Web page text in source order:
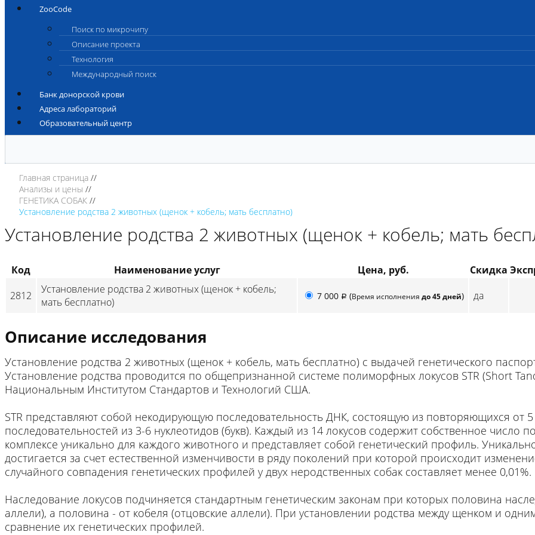
ZooCode
Поиск по микрочипу
Описание проекта
Технология
Международный поиск
Банк донорской крови
Адреса лабораторий
Образовательный центр
Главная страница
Анализы и цены
ГЕНЕТИКА СОБАК
Установление родства 2 животных (щенок + кобель; мать бесплатно)
Установление родства 2 животных (щенок + кобель; мать
Код Наименование услуг Цена, руб. Скидка
2812
Установление родства 2 животных (щенок + кобель;
мать бесплатно)
7 000 p (Время исполнения до 45 дней) да
Описание исследования
Установление родства 2 животных (щенок + кобель, мать бесплатно) с выдачей генетического
Установление родства проводится по общепризнанной системе полиморфных локусов STR (Short
Национальным Институтом Стандартов и Технологий США.
STR представляют собой некодирующую последовательность ДНК, состоящую из повторяющихся от 5
последовательностей из 3-6 нуклеотидов (букв). Каждый из 14 локусов содержит собственное число
комплексе уникально для каждого животного и представляет собой генетический профиль.
достигается за счет естественной изменчивости в ряду поколений при которой происходит
случайного совпадения генетических профилей у двух неродственных собак составляет менее 0,01%.
Наследование локусов подчиняется стандартным генетическим законам при которых половина
аллели), а половина - от кобеля (отцовские аллели). При установлении родства между щенком и
сравнение их генетических профилей.